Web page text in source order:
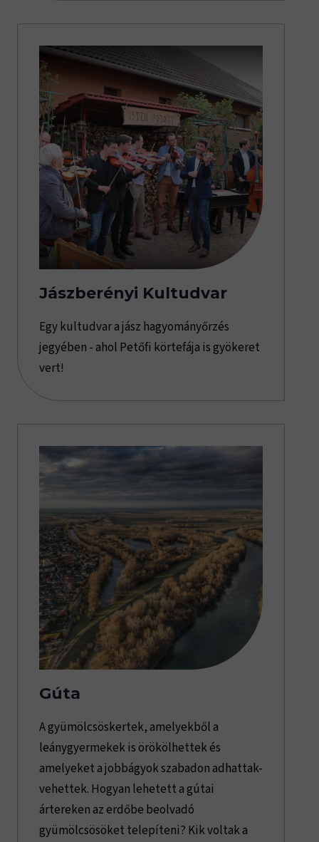
Jászberényi Kultudvar
Egy kultudvar a jász hagyományőrzés
jegyében - ahol Petőfi körtefája is gyökeret
vert!
Gúta
A gyümölcsöskertek, amelyekből a
leánygyermekek is örökölhettek és
amelyeket a jobbágyok szabadon adhattak-
vehettek. Hogyan lehetett a gútai
ártereken az erdőbe beolvadó
gyümölcsösöket telepíteni? Kik voltak a